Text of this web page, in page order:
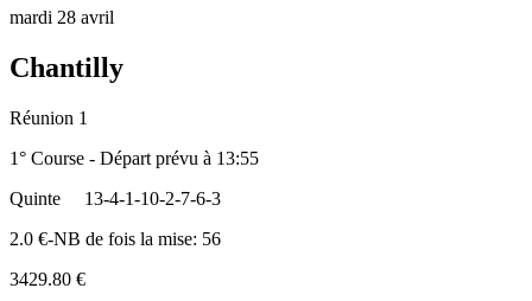
mardi 28 avril
Chantilly
Réunion 1
1° Course - Départ prévu à 13:55
Quinte
13-4-1-10-2-7-6-3
2.0 €-NB de fois la mise: 56
3429.80 €